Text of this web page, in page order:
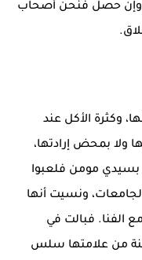
وإن حصل فنحن أصحاب
وكثرة الأكل عند
ولا بمحض إرادتها،
مومن فلعبوا
ونسيت أنها
الفنا. فبالت في
من علامتها سلس